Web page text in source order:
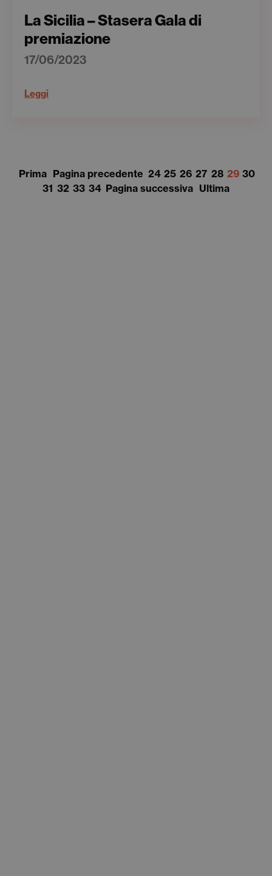
La Sicilia – Stasera Gala di
premiazione
17/06/2023
Leggi
Prima Pagina precedente 24 25 26 27 28 29 30
31 32 33 34 Pagina successiva Ultima